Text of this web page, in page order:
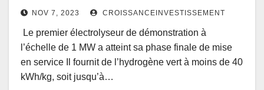
NOV 7, 2023 CROISSANCEINVESTISSEMENT
Le premier électrolyseur de démonstration à
l’échelle de 1 MW a atteint sa phase finale de mise
en service Il fournit de l’hydrogène vert à moins de 40
kWh/kg, soit jusqu’à…